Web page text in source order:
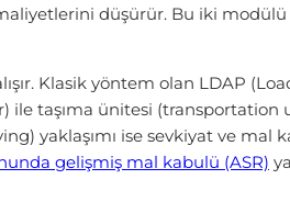
düşürür. Bu iki
Klasik yöntem olan LDAP
taşıma ünitesi (transportation
yaklaşımı ise sevkiyat ve
gelişmiş mal kabulü (ASR)